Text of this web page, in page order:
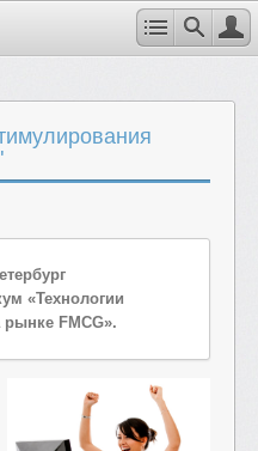
«Технологии
рынке FMCG».